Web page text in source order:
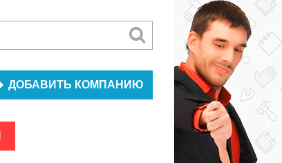
ДОБАВИТЬ КОМПАНИЮ